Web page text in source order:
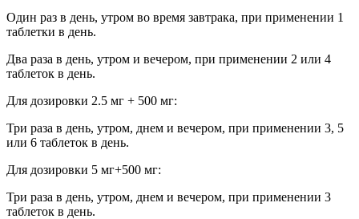
Один раз в день, утром во время завтрака, при применении 1
таблетки в день.
Два раза в день, утром и вечером, при применении 2 или 4
таблеток в день.
Для дозировки 2.5 мг + 500 мг:
Три раза в день, утром, днем и вечером, при применении 3, 5
или 6 таблеток в день.
Для дозировки 5 мг+500 мг:
Три раза в день, утром, днем и вечером, при применении 3
таблеток в день.